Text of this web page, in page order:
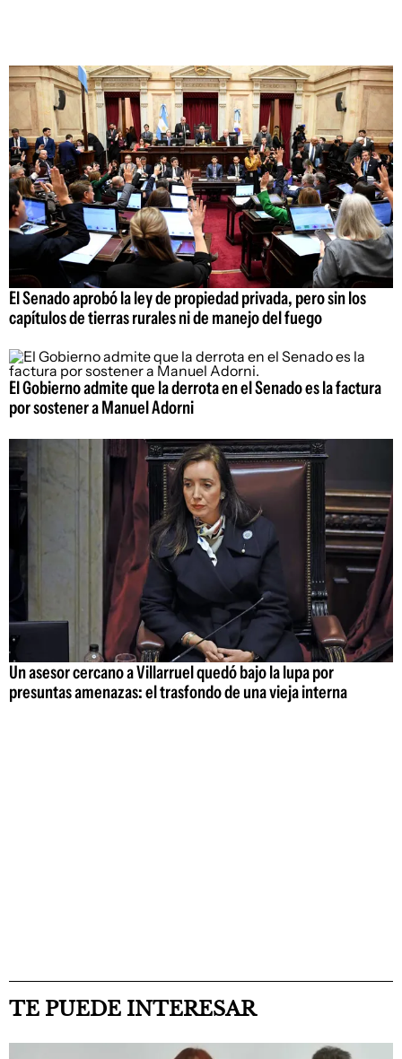
El Senado aprobó la ley de propiedad privada, pero sin los
capítulos de tierras rurales ni de manejo del fuego
El Gobierno admite que la derrota en el Senado es la factura
por sostener a Manuel Adorni
Un asesor cercano a Villarruel quedó bajo la lupa por
presuntas amenazas: el trasfondo de una vieja interna
TE PUEDE INTERESAR